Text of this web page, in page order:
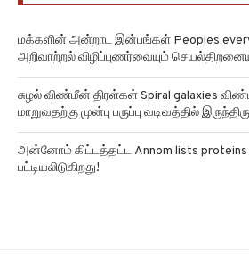
மக்களின் அன்றாட இன்பங்கள் Peoples
அறிவாற்றல் விழிப்புணர்வையும்
சுழல் விண்மீன் திரள்கள் Spiral galaxies
மாறுவதற்கு முன்பு பருப்பு வடிவத்தில்
அன்னோம் கிட்டத்தட்ட Annom lists proteins
பட்டியலிடுகிறது!